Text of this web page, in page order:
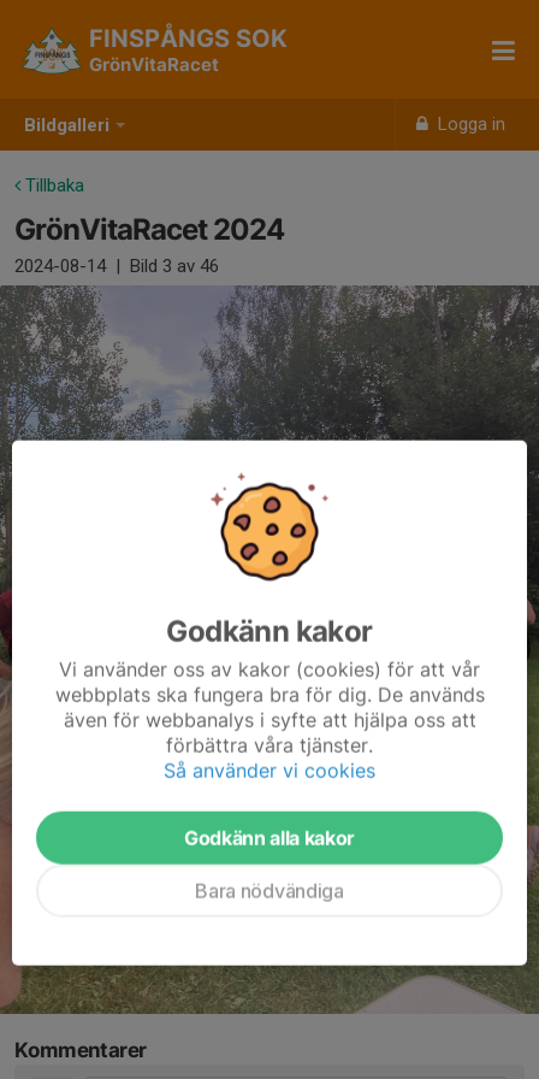
Bildgalleri Logga in
FINSPÅNGS SOK
GrönVitaRacet
Tillbaka
GrönVitaRacet 2024
2024-08-14 | Bild 3 av 46
Kommentarer
Godkänn kakor
Vi använder oss av kakor (cookies) för att vår
webbplats ska fungera bra för dig. De används
även för webbanalys i syfte att hjälpa oss att
förbättra våra tjänster.
Så använder vi cookies
Godkänn alla kakor
Bara nödvändiga